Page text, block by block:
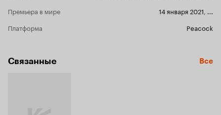
Премьера в мире
14 января 2021
Платформа
Peacock
Связанные Все